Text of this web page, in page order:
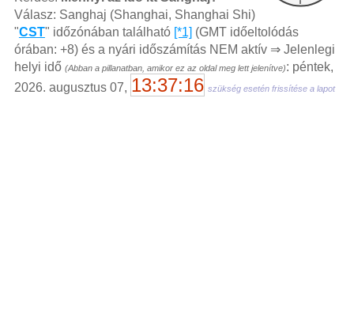
Válasz: Sanghaj (Shanghai, Shanghai Shi)
"CST" időzónában található [*1] (GMT időeltolódás
órában: +8) és a nyári időszámítás NEM aktív ⇒ Jelenlegi
helyi idő (Abban a pillanatban, amikor ez az oldal meg lett jelenítve): péntek,
2026. augusztus 07, 13:37:16 szükség esetén frissítése a lapot